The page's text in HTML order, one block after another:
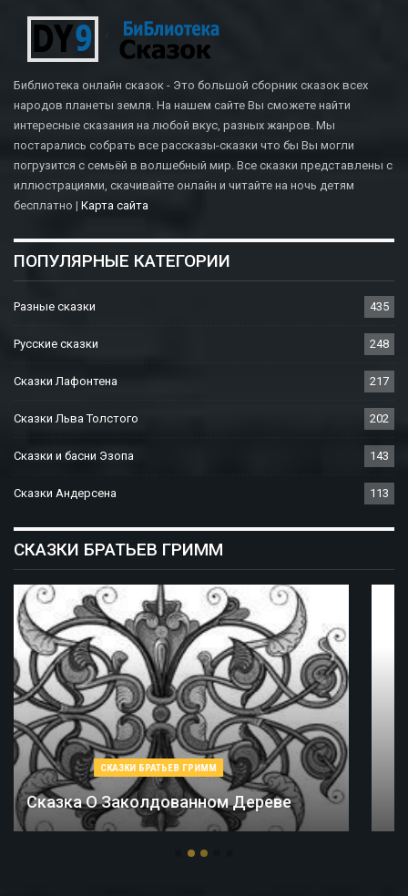
Библиотека онлайн сказок - Это большой сборник сказок всех
народов планеты земля. На нашем сайте Вы сможете найти
интересные сказания на любой вкус, разных жанров. Мы
постарались собрать все рассказы-сказки что бы Вы могли
погрузится с семьёй в волшебный мир. Все сказки представлены с
иллюстрациями, скачивайте онлайн и читайте на ночь детям
бесплатно | Карта сайта
ПОПУЛЯРНЫЕ КАТЕГОРИИ
Разные сказки 435
Русские сказки 248
Сказки Лафонтена 217
Сказки Льва Толстого 202
Сказки и басни Эзопа 143
Сказки Андерсена 113
СКАЗКИ БРАТЬЕВ ГРИММ
СКАЗКИ БРАТЬЕВ ГРИММ
Соломинка, Уголь И Боб